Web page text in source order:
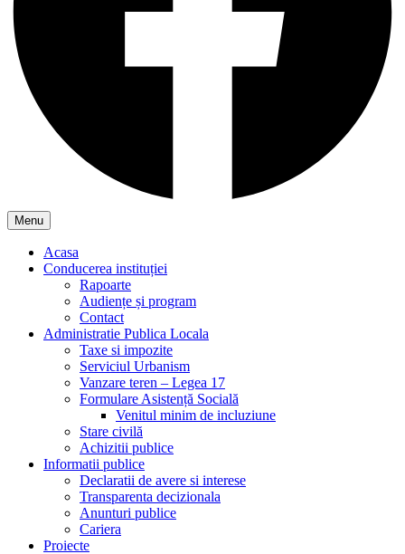
Menu
Acasa
Conducerea instituției
Rapoarte
Audiențe și program
Contact
Administratie Publica Locala
Taxe si impozite
Serviciul Urbanism
Vanzare teren – Legea 17
Formulare Asistență Socială
Venitul minim de incluziune
Stare civilă
Achizitii publice
Informatii publice
Declaratii de avere si interese
Transparenta decizionala
Anunturi publice
Cariera
Proiecte